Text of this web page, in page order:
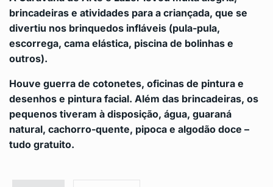
brincadeiras e atividades para a criançada, que se
divertiu nos brinquedos infláveis (pula-pula,
escorrega, cama elástica, piscina de bolinhas e
outros).
Houve guerra de cotonetes, oficinas de pintura e
desenhos e pintura facial. Além das brincadeiras, os
pequenos tiveram à disposição, água, guaraná
natural, cachorro-quente, pipoca e algodão doce –
tudo gratuito.